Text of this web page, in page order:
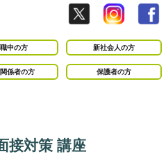
中の方 新社会人の方
係者の方 保護者の方
接対策 講座